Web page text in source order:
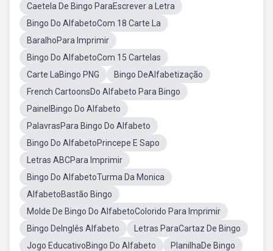
Caetela De Bingo ParaEscrever a Letra
Bingo Do AlfabetoCom 18 Carte La
BaralhoPara Imprimir
Bingo Do AlfabetoCom 15 Cartelas
Carte LaBingo PNG
Bingo DeAlfabetização
French CartoonsDo Alfabeto Para Bingo
PainelBingo Do Alfabeto
PalavrasPara Bingo Do Alfabeto
Bingo Do AlfabetoPrincepe E Sapo
Letras ABCPara Imprimir
Bingo Do AlfabetoTurma Da Monica
AlfabetoBastão Bingo
Molde De Bingo Do AlfabetoColorido Para Imprimir
Bingo DeInglês Alfabeto
Letras ParaCartaz De Bingo
Jogo EducativoBingo Do Alfabeto
PlanilhaDe Bingo